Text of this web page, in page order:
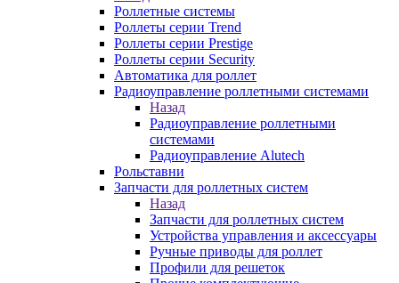
Роллетные системы
Роллеты серии Trend
Роллеты серии Prestige
Роллеты серии Security
Автоматика для роллет
Радиоуправление роллетными системами
Назад
Радиоуправление роллетными
системами
Радиоуправление Alutech
Рольставни
Запчасти для роллетных систем
Назад
Запчасти для роллетных систем
Устройства управления и аксессуары
Ручные приводы для роллет
Профили для решеток